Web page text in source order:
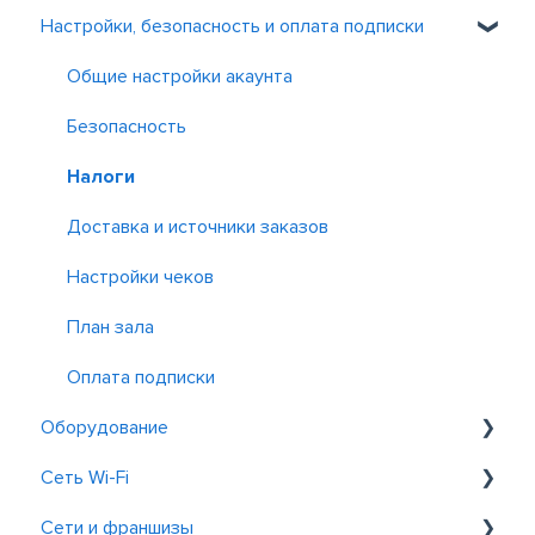
Бронирование и заказы
Другие приложения
Контроль и отчет
Зарплата
Как навести порядок в финансах
Финансовые отчеты и Cash flow
P&L
Сотрудники
Акции
Общие
Детальные отчеты по продажам
Чеки и контроль операций
ABC-анализ
Оплаты и налоги
Прибыль и фудкост
Клиенты и доставка
Бронирование
Настройки, безопасность и оплата подписки
Общие настройки акаунта
Безопасность
Налоги
Доставка и источники заказов
Настройки чеков
План зала
Оплата подписки
Оборудование
Принтеры
Банковские терминалы
Сеть Wi-Fi
Выбор оборудования
Сети и франшизы